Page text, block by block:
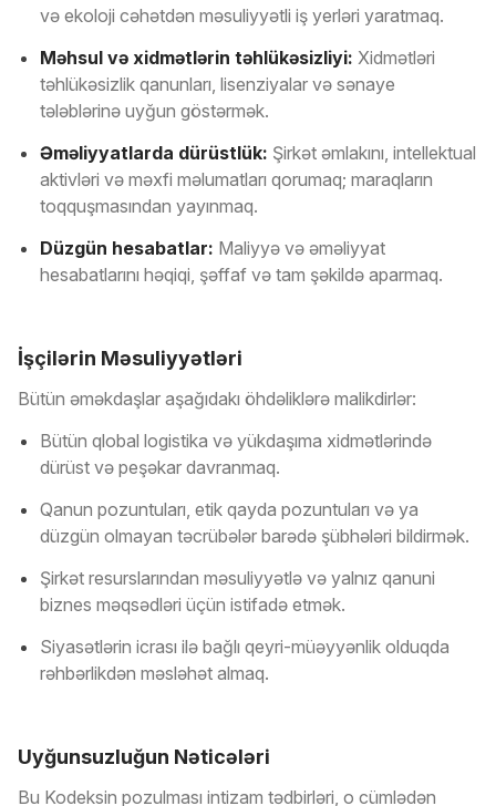
və ekoloji cəhətdən məsuliyyətli iş yerləri yaratmaq.
Məhsul və xidmətlərin təhlükəsizliyi: Xidmətləri
təhlükəsizlik qanunları, lisenziyalar və sənaye
tələblərinə uyğun göstərmək.
Əməliyyatlarda dürüstlük: Şirkət əmlakını, intellektual
aktivləri və məxfi məlumatları qorumaq; maraqların
toqquşmasından yayınmaq.
Düzgün hesabatlar: Maliyyə və əməliyyat
hesabatlarını həqiqi, şəffaf və tam şəkildə aparmaq.
İşçilərin Məsuliyyətləri
Bütün əməkdaşlar aşağıdakı öhdəliklərə malikdirlər:
Bütün qlobal logistika və yükdaşıma xidmətlərində
dürüst və peşəkar davranmaq.
Qanun pozuntuları, etik qayda pozuntuları və ya
düzgün olmayan təcrübələr barədə şübhələri bildirmək.
Şirkət resurslarından məsuliyyətlə və yalnız qanuni
biznes məqsədləri üçün istifadə etmək.
Siyasətlərin icrası ilə bağlı qeyri-müəyyənlik olduqda
rəhbərlikdən məsləhət almaq.
Uyğunsuzluğun Nəticələri
Bu Kodeksin pozulması intizam tədbirləri, o cümlədən